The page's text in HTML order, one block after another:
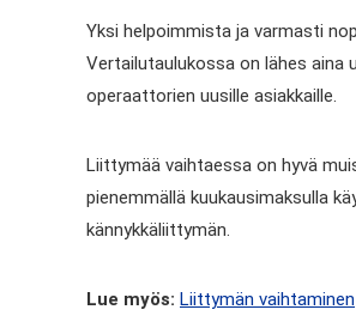
Yksi helpoimmista ja varmasti
Vertailutaulukossa on lähes aina
operaattorien uusille asiakkaille.
Liittymää vaihtaessa on hyvä
pienemmällä kuukausimaksulla
kännykkäliittymän.
Lue myös: Liittymän vaihtaminen